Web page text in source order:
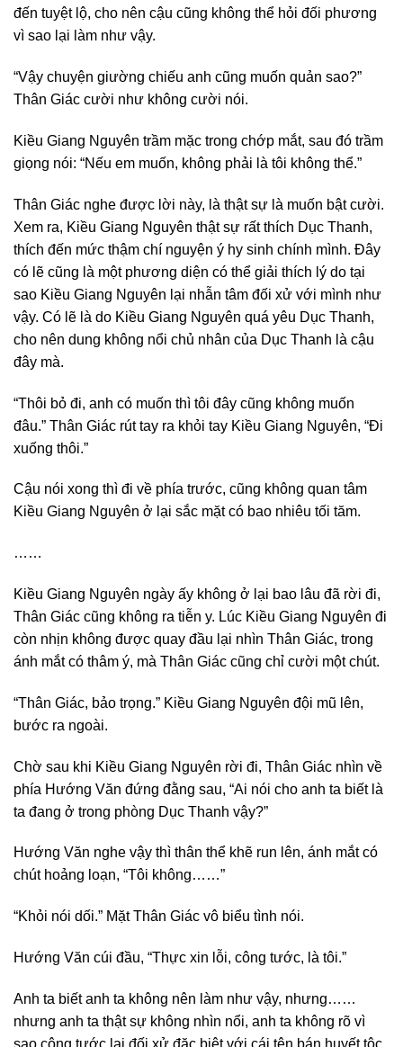
đến tuyệt lộ, cho nên cậu cũng không thể hỏi đối phương
vì sao lại làm như vậy.
“Vậy chuyện giường chiếu anh cũng muốn quản sao?”
Thân Giác cười như không cười nói.
Kiều Giang Nguyên trầm mặc trong chớp mắt, sau đó trầm
giọng nói: “Nếu em muốn, không phải là tôi không thể.”
Thân Giác nghe được lời này, là thật sự là muốn bật cười.
Xem ra, Kiều Giang Nguyên thật sự rất thích Dục Thanh,
thích đến mức thậm chí nguyện ý hy sinh chính mình. Đây
có lẽ cũng là một phương diện có thể giải thích lý do tại
sao Kiều Giang Nguyên lại nhẫn tâm đối xử với mình như
vậy. Có lẽ là do Kiều Giang Nguyên quá yêu Dục Thanh,
cho nên dung không nổi chủ nhân của Dục Thanh là cậu
đây mà.
“Thôi bỏ đi, anh có muốn thì tôi đây cũng không muốn
đâu.” Thân Giác rút tay ra khỏi tay Kiều Giang Nguyên, “Đi
xuống thôi.”
Cậu nói xong thì đi về phía trước, cũng không quan tâm
Kiều Giang Nguyên ở lại sắc mặt có bao nhiêu tối tăm.
……
Kiều Giang Nguyên ngày ấy không ở lại bao lâu đã rời đi,
Thân Giác cũng không ra tiễn y. Lúc Kiều Giang Nguyên đi
còn nhịn không được quay đầu lại nhìn Thân Giác, trong
ánh mắt có thâm ý, mà Thân Giác cũng chỉ cười một chút.
“Thân Giác, bảo trọng.” Kiều Giang Nguyên đội mũ lên,
bước ra ngoài.
Chờ sau khi Kiều Giang Nguyên rời đi, Thân Giác nhìn về
phía Hướng Văn đứng đằng sau, “Ai nói cho anh ta biết là
ta đang ở trong phòng Dục Thanh vậy?”
Hướng Văn nghe vậy thì thân thể khẽ run lên, ánh mắt có
chút hoảng loạn, “Tôi không……”
“Khỏi nói dối.” Mặt Thân Giác vô biểu tình nói.
Hướng Văn cúi đầu, “Thực xin lỗi, công tước, là tôi.”
Anh ta biết anh ta không nên làm như vậy, nhưng……
nhưng anh ta thật sự không nhìn nổi, anh ta không rõ vì
sao công tước lại đối xử đặc biệt với cái tên bán huyết tộc